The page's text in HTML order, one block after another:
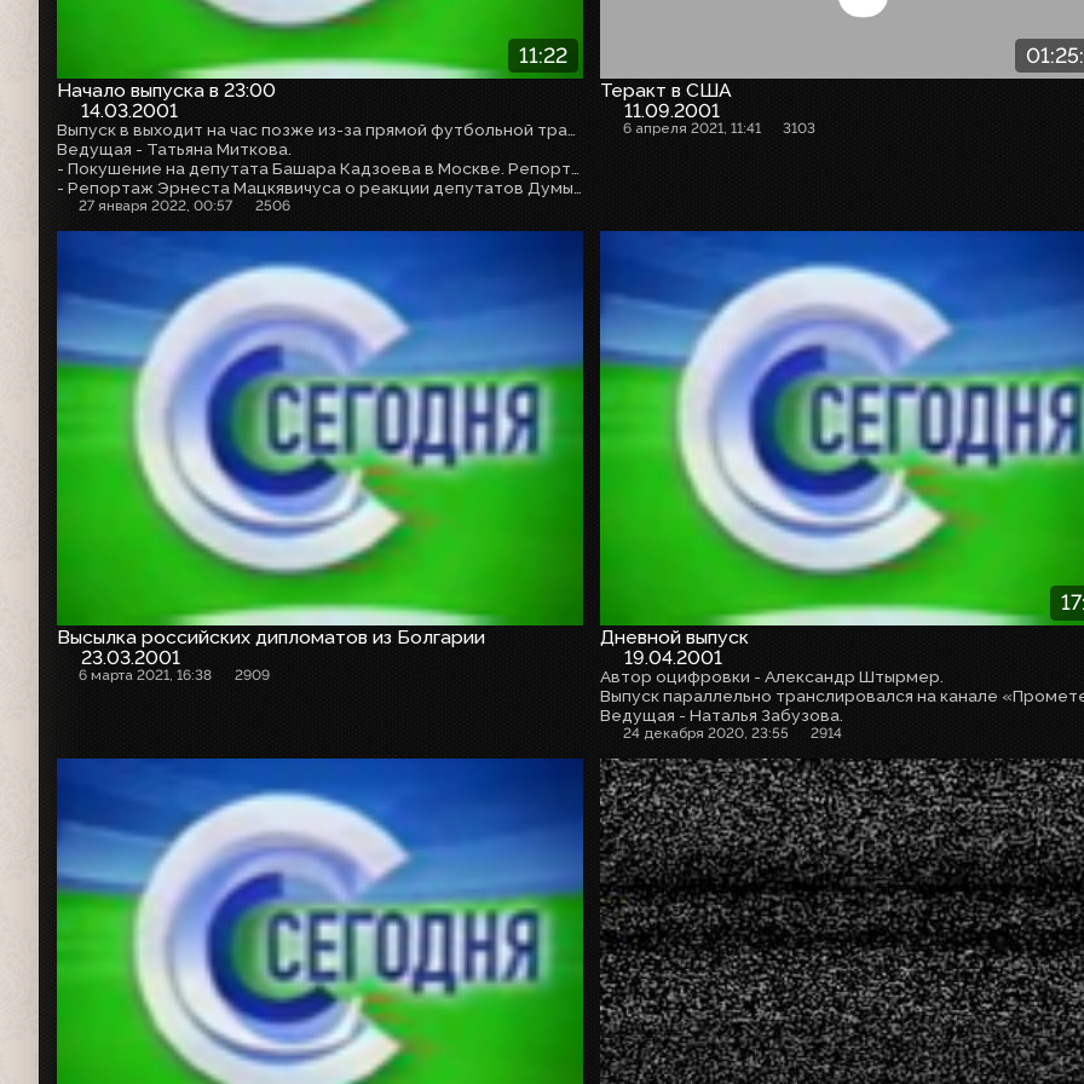
11:22
Начало выпуска в 23:00
14.03.2001
Ведущая - Татьяна Миткова.
27 января 2022, 00:57 2506
Теракт в США
11.09.2001
6 апреля 2021, 11:41 3103
Высылка российских дипломатов из Болгарии
23.03.2001
6 марта 2021, 16:38 2909
Дневной выпуск
19.04.2001
Автор оцифровки - Александр Штырмер.
Ведущая - Наталья Забузова.
24 декабря 2020, 23:55 2914